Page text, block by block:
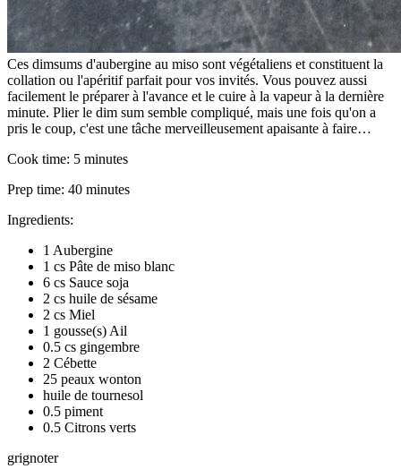
Ces dimsums d'aubergine au miso sont végétaliens et constituent la
collation ou l'apéritif parfait pour vos invités. Vous pouvez aussi
facilement le préparer à l'avance et le cuire à la vapeur à la dernière
minute. Plier le dim sum semble compliqué, mais une fois qu'on a
pris le coup, c'est une tâche merveilleusement apaisante à faire…
Cook time: 5 minutes
Prep time: 40 minutes
Ingredients:
1 Aubergine
1 cs Pâte de miso blanc
6 cs Sauce soja
2 cs huile de sésame
2 cs Miel
1 gousse(s) Ail
0.5 cs gingembre
2 Cébette
25 peaux wonton
huile de tournesol
0.5 piment
0.5 Citrons verts
grignoter